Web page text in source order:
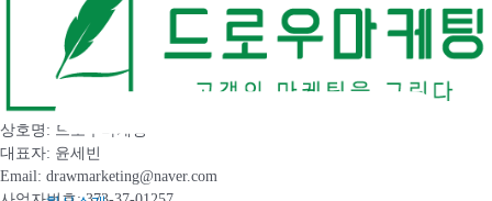
상호명: 드로우마케팅
대표자: 윤세빈
Email: drawmarketing@naver.com